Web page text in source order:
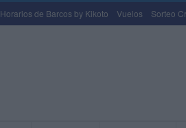
Horarios de Barcos by Kikoto Vuelos Sorteo